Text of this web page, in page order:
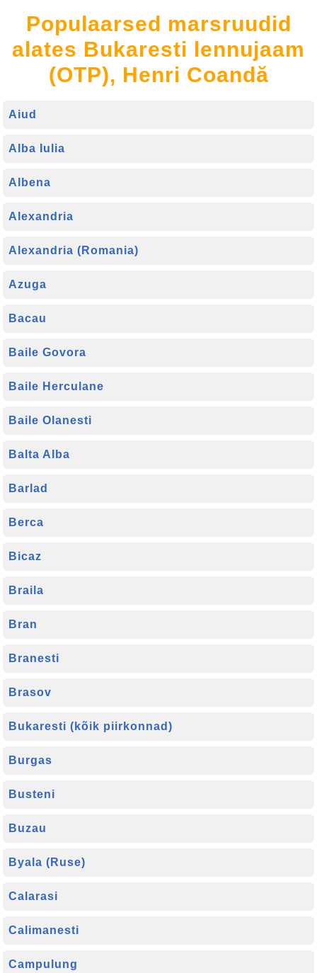
Populaarsed marsruudid
alates Bukaresti lennujaam
(OTP), Henri Coandă
Aiud
Alba Iulia
Albena
Alexandria
Alexandria (Romania)
Azuga
Bacau
Baile Govora
Baile Herculane
Baile Olanesti
Balta Alba
Barlad
Berca
Bicaz
Braila
Bran
Branesti
Brasov
Bukaresti (kõik piirkonnad)
Burgas
Busteni
Buzau
Byala (Ruse)
Calarasi
Calimanesti
Campulung